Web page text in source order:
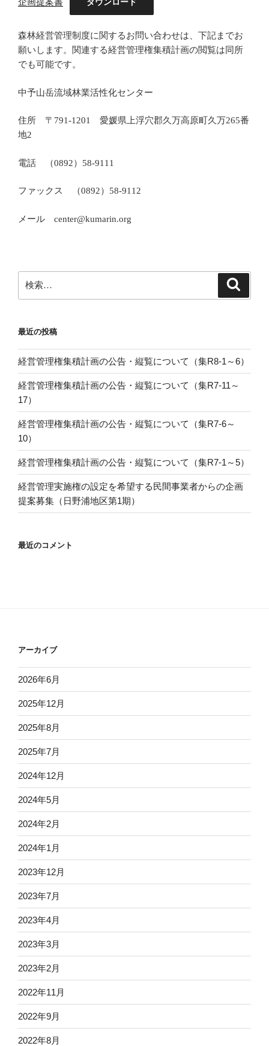
ダウンロード
森林経営管理制度に関するお問い合わせは、下記までお
願いします。関連する経営管理権集積計画の閲覧は同所
でも可能です。
中予山岳流域林業活性化センター
住所 〒791-1201 愛媛県上浮穴郡久万高原町久万265番
地2
電話 （0892）58-9111
ファックス （0892）58-9112
メール center@kumarin.org
索:
最近の投稿
経営管理権集積計画の公告・縦覧について（集R8-1～6）
経営管理権集積計画の公告・縦覧について（集R7-11～
17）
経営管理権集積計画の公告・縦覧について（集R7-6～
10）
経営管理権集積計画の公告・縦覧について（集R7-1～5）
経営管理実施権の設定を希望する民間事業者からの企画
提案募集（日野浦地区第1期）
最近のコメント
アーカイブ
2026年6月
2025年12月
2025年8月
2025年7月
2024年12月
2024年5月
2024年2月
2024年1月
2023年12月
2023年7月
2023年4月
2023年3月
2023年2月
2022年11月
2022年9月
2022年8月